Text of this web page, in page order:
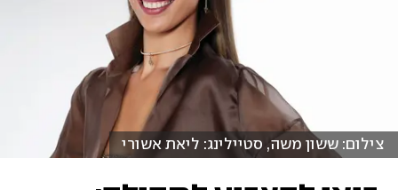
צילום: ששון משה, סטיילינג: ליאת אשורי